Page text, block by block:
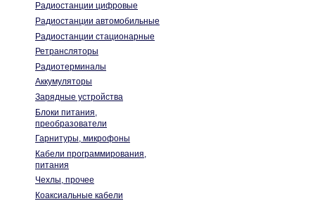
Радиостанции цифровые
Радиостанции автомобильные
Радиостанции стационарные
Ретрансляторы
Радиотерминалы
Аккумуляторы
Зарядные устройства
Блоки питания,
преобразователи
Гарнитуры, микрофоны
Кабели программирования,
питания
Чехлы, прочее
Коаксиальные кабели